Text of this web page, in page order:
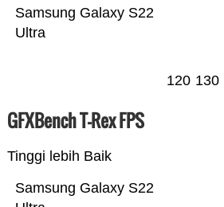
Samsung Galaxy S22
Ultra
120 130
GFXBench T-Rex FPS
Tinggi lebih Baik
Samsung Galaxy S22